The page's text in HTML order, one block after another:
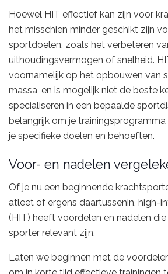
Hoewel HIT effectief kan zijn voor
het misschien minder geschikt zijn
sportdoelen, zoals het verbeteren
uithoudingsvermogen of snelheid.
voornamelijk op het opbouwen van
massa, en is mogelijk niet de beste
specialiseren in een bepaalde
belangrijk om je
je specifieke doelen en behoeften.
Voor- en nadelen
Of je nu een beginnende
atleet of ergens daartussenin, high-
(HIT) heeft voordelen en nadelen
sporter relevant zijn.
Laten we beginnen met de